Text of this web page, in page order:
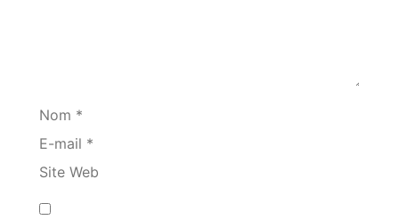
Nom *
E-mail *
Site Web